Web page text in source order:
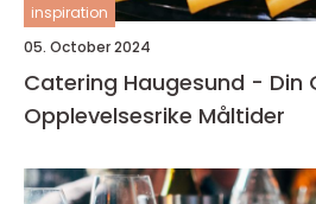
inspiration
05. October 2024
Catering Haugesund - Din
Opplevelsesrike Måltider